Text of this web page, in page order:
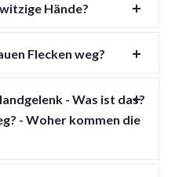
Hände?
Flecken weg?
- Was ist das?
- Woher kommen die